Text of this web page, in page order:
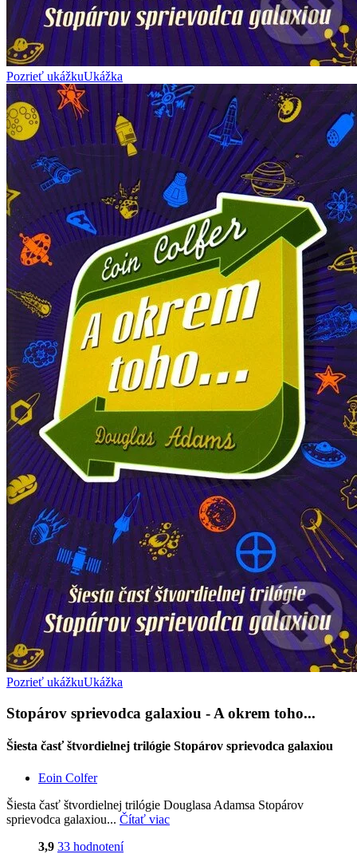
Pozrieť ukážkuUkážka
Pozrieť ukážkuUkážka
Stopárov sprievodca galaxiou - A okrem toho...
Šiesta časť štvordielnej trilógie Stopárov sprievodca galaxiou
Eoin Colfer
Šiesta časť štvordielnej trilógie Douglasa Adamsa Stopárov
sprievodca galaxiou... Čítať viac
3,9 33 hodnotení